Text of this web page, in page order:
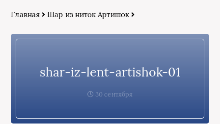
Главная Шар из ниток Артишок
shar-iz-lent-artishok-01
30 сентября